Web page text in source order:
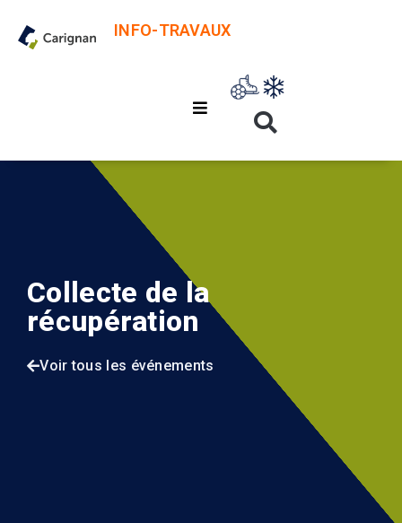
INFO-TRAVAUX
Collecte de la
récupération
Voir tous les événements